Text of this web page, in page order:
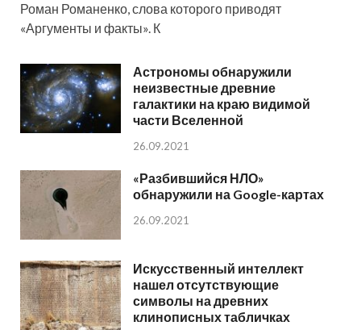
Роман Романенко, слова которого приводят
«Аргументы и факты». К
Астрономы обнаружили
неизвестные древние
галактики на краю видимой
части Вселенной
26.09.2021
«Разбившийся НЛО»
обнаружили на Google-картах
26.09.2021
Искусственный интеллект
нашел отсутствующие
символы на древних
клинописных табличках